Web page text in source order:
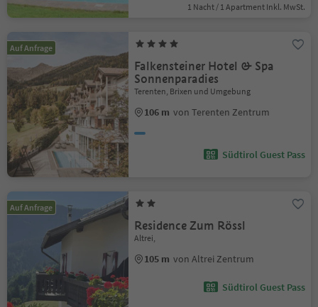
1 Nacht / 1 Apartment Inkl. MwSt.
Auf Anfrage
Falkensteiner Hotel & Spa
Sonnenparadies
Terenten, Brixen und Umgebung
106 m von Terenten Zentrum
Südtirol Guest Pass
Auf Anfrage
Residence Zum Rössl
Altrei,
105 m von Altrei Zentrum
Südtirol Guest Pass